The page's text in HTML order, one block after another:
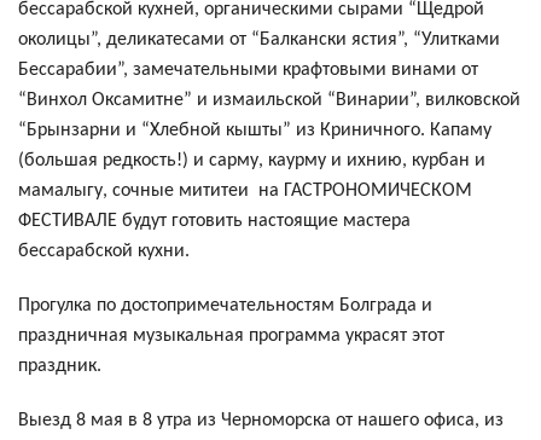
бессарабской кухней, органическими сырами “Щедрой
околицы”, деликатесами от “Балкански ястия”, “Улитками
Бессарабии”, замечательными крафтовыми винами от
“Винхол Оксамитне” и измаильской “Винарии”, вилковской
“Брынзарни и “Хлебной кышты” из Криничного. Капаму
(большая редкость!) и сарму, каурму и ихнию, курбан и
мамалыгу, сочные мититеи на ГАСТРОНОМИЧЕСКОМ
ФЕСТИВАЛЕ будут готовить настоящие мастера
бессарабской кухни.
Прогулка по достопримечательностям Болграда и
праздничная музыкальная программа украсят этот
праздник.
Выезд 8 мая в 8 утра из Черноморска от нашего офиса, из